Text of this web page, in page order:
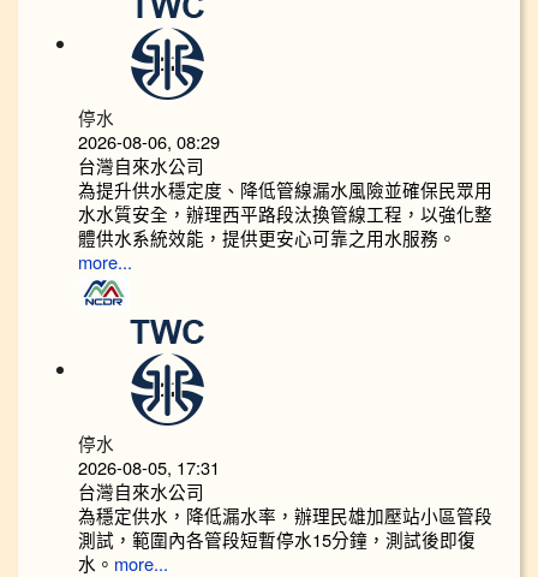
停水
2026-08-06, 08:29
台灣自來水公司
為提升供水穩定度、降低管線漏水風險並確保民眾用
水水質安全，辦理西平路段汰換管線工程，以強化整
體供水系統效能，提供更安心可靠之用水服務。
more...
停水
2026-08-05, 17:31
台灣自來水公司
為穩定供水，降低漏水率，辦理民雄加壓站小區管段
測試，範圍內各管段短暫停水15分鐘，測試後即復
水。 more...